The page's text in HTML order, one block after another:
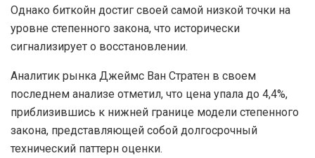
Однако биткойн достиг своей самой низкой точки на
уровне степенного закона, что исторически
сигнализирует о восстановлении.
Аналитик рынка Джеймс Ван Стратен в своем
последнем анализе отметил, что цена упала до 4,4%,
приблизившись к нижней границе модели степенного
закона, представляющей собой долгосрочный
технический паттерн оценки.